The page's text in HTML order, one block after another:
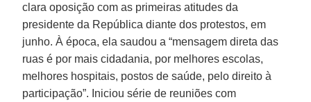
clara oposição com as primeiras atitudes da
presidente da República diante dos protestos, em
junho. À época, ela saudou a “mensagem direta das
ruas é por mais cidadania, por melhores escolas,
melhores hospitais, postos de saúde, pelo direito à
participação”. Iniciou série de reuniões com